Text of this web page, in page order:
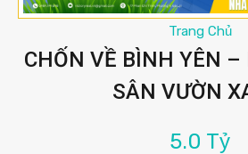
Trang Chủ
CHỐN VỀ BÌNH YÊN –
SÂN VƯỜN
5.0 Tỷ